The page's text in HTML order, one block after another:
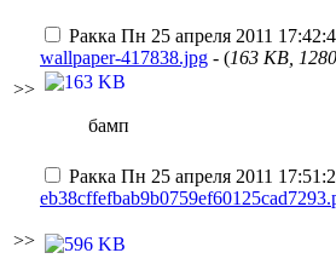
>>
Ракка Пн 25 апреля 2011
wallpaper-417838.jpg - (163 KB,
бамп
>>
Ракка Пн 25 апреля 2011